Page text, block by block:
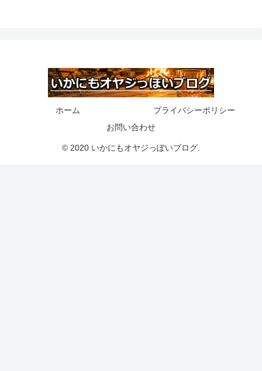
ホーム
プライバシーポリシー
お問い合わせ
© 2020 いかにもオヤジっぽいブログ.